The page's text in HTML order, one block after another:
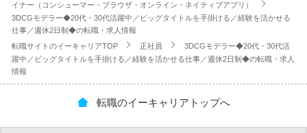
イナー（コンシューマー・ブラウザ・オンライン・ネイティブアプリ）
3DCGモデラー◆20代・30代活躍中／ビッグタイトルを手掛ける／経験を活かせる
仕事／週休2日制◆の転職・求人情報
転職サイトのイーキャリアTOP
正社員
3DCGモデラー◆20代・30代活
躍中／ビッグタイトルを手掛ける／経験を活かせる仕事／週休2日制◆の転職・求人
情報
転職のイーキャリアトップへ